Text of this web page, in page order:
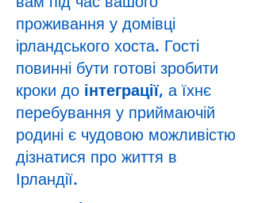
проживання у домівці
ірландського хоста. Гості
повинні бути готові зробити
кроки до інтеграції, а їхнє
перебування у приймаючій
родині є чудовою можливістю
дізнатися про життя в
Ірландії.